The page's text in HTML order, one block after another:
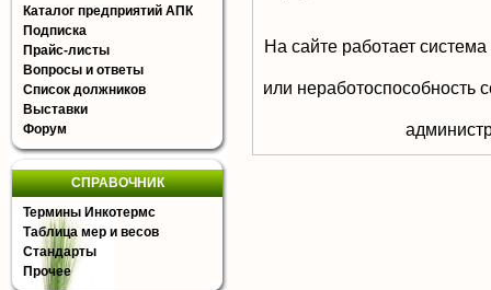
Каталог предприятий АПК
Подписка
Прайс-листы
Вопросы и ответы
Список должников
Выставки
Форум
СПРАВОЧНИК
Термины Инкотермс
Таблица мер и весов
Стандарты
Прочее
На сайте работает
или неработоспособность